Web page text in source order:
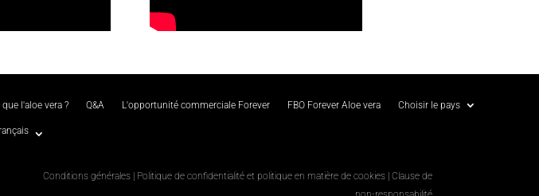
que l'aloe vera ? Q&A L'opportunité commerciale Forever FBO Forever Aloe vera Choisir le pays
Conditions générales| Politique de confidentialité et politique en matière de cookies Clause de